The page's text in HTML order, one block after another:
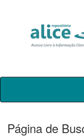
Skip
Página de